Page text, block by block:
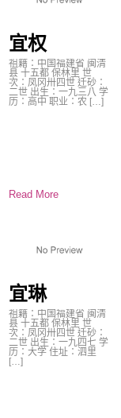
宜权
祖籍：中国福建省 闽清
县 十五都 保林里 世
次：凤冈卅四世 迁砂：
二世 出生：一九三八 学
历：高中 职业：农 […]
Read More
宜琳
祖籍：中国福建省 闽清
县 十五都 保林里 世
次：凤冈卅四世 迁砂：
二世 出生：一九四七 学
历：大学 住址：泗里
[…]